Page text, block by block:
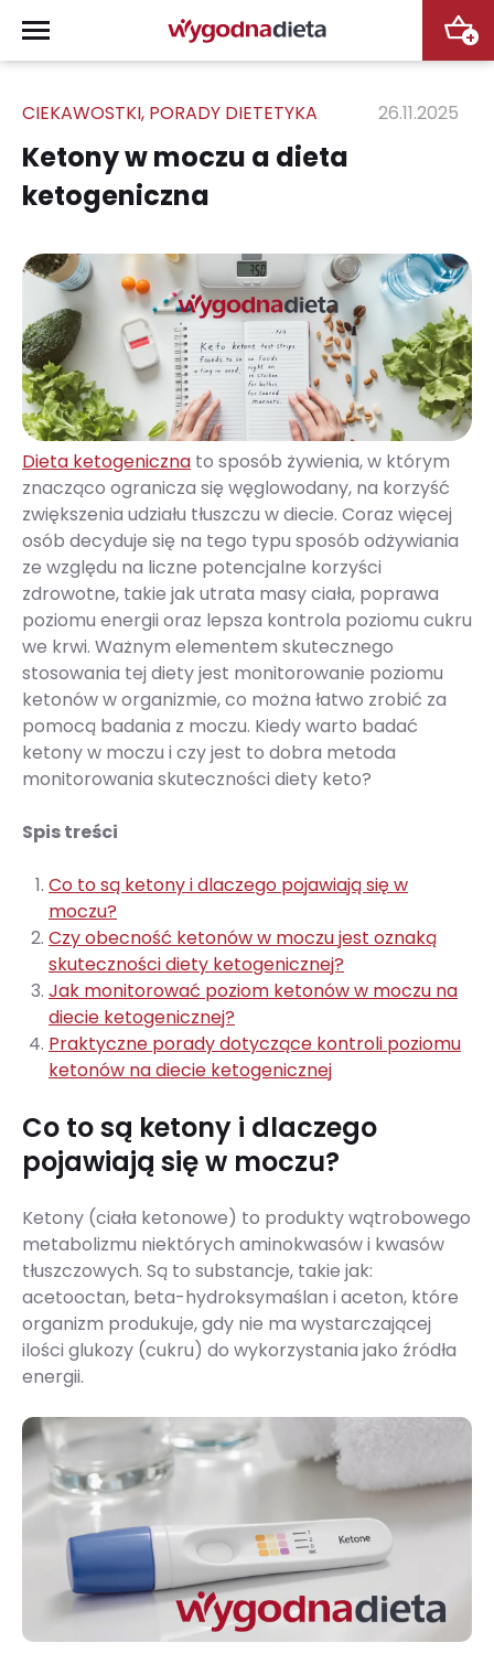
+
CIEKAWOSTKI, PORADY DIETETYKA 26.11.2025
Ketony w moczu a dieta
ketogeniczna
Dieta ketogeniczna to sposób żywienia, w którym
znacząco ogranicza się węglowodany, na korzyść
zwiększenia udziału tłuszczu w diecie. Coraz więcej
osób decyduje się na tego typu sposób odżywiania
ze względu na liczne potencjalne korzyści
zdrowotne, takie jak utrata masy ciała, poprawa
poziomu energii oraz lepsza kontrola poziomu cukru
we krwi. Ważnym elementem skutecznego
stosowania tej diety jest monitorowanie poziomu
ketonów w organizmie, co można łatwo zrobić za
pomocą badania z moczu. Kiedy warto badać
ketony w moczu i czy jest to dobra metoda
monitorowania skuteczności diety keto?
Spis treści
Co to są ketony i dlaczego pojawiają się w
moczu?
Czy obecność ketonów w moczu jest oznaką
skuteczności diety ketogenicznej?
Jak monitorować poziom ketonów w moczu na
diecie ketogenicznej?
Praktyczne porady dotyczące kontroli poziomu
ketonów na diecie ketogenicznej
Co to są ketony i dlaczego
pojawiają się w moczu?
Ketony (ciała ketonowe) to produkty wątrobowego
metabolizmu niektórych aminokwasów i kwasów
tłuszczowych. Są to substancje, takie jak:
acetooctan, beta-hydroksymaślan i aceton, które
organizm produkuje, gdy nie ma wystarczającej
ilości glukozy (cukru) do wykorzystania jako źródła
energii.